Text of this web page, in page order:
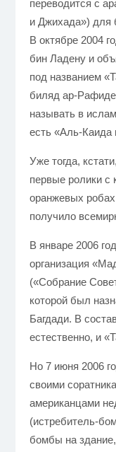
переводится с
и Джихада») для
В октябре 2004
бин Ладену и
под названием
биляд ар-
называть в
есть «Аль-Каида
Уже тогда,
первые ролики
оранжевых
получило
В январе 2006
организация
(«Собрание
которой был
Багдади. В
естественно, и
Но 7 июня 2006
своими
американцами
(истребитель-
бомбы на